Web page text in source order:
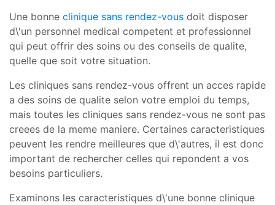
Une bonne clinique sans rendez-vous doit disposer
d\'un personnel medical competent et professionnel
qui peut offrir des soins ou des conseils de qualite,
quelle que soit votre situation.
Les cliniques sans rendez-vous offrent un acces rapide
a des soins de qualite selon votre emploi du temps,
mais toutes les cliniques sans rendez-vous ne sont pas
creees de la meme maniere. Certaines caracteristiques
peuvent les rendre meilleures que d\'autres, il est donc
important de rechercher celles qui repondent a vos
besoins particuliers.
Examinons les caracteristiques d\'une bonne clinique